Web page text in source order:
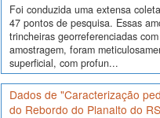
Foi conduzida uma extensa
47 pontos de pesquisa. Essas
trincheiras georreferenciadas
amostragem, foram
superficial, com profun...
Dados de "Caracterização
do Rebordo do Planalto do